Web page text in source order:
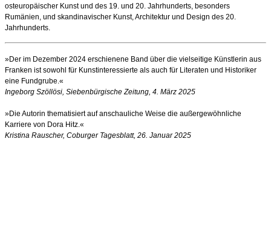
osteuropäischer Kunst und des 19. und 20. Jahrhunderts, besonders
Rumänien, und skandinavischer Kunst, Architektur und Design des 20.
Jahrhunderts.
»Der im Dezember 2024 erschienene Band über die vielseitige Künstlerin aus
Franken ist sowohl für Kunstinteressierte als auch für Literaten und Historiker
eine Fundgrube.«
Ingeborg Szöllösi, Siebenbürgische Zeitung, 4. März 2025
»Die Autorin thematisiert auf anschauliche Weise die außergewöhnliche
Karriere von Dora Hitz.«
Kristina Rauscher, Coburger Tagesblatt, 26. Januar 2025